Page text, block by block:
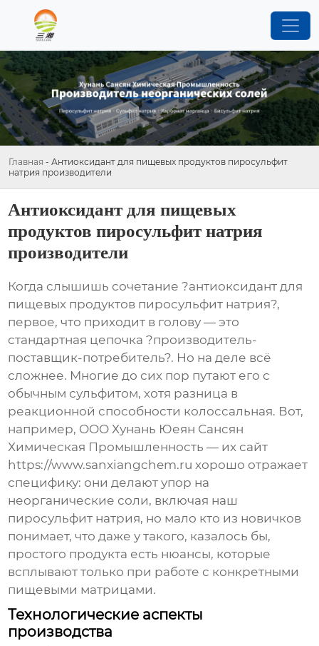
Главная - Антиоксидант для пищевых продуктов пиросульфит
натрия производители
Антиоксидант для пищевых
продуктов пиросульфит натрия
производители
Когда слышишь сочетание ?антиоксидант для
пищевых продуктов пиросульфит натрия?,
первое, что приходит в голову — это
стандартная цепочка ?производитель-
поставщик-потребитель?. Но на деле всё
сложнее. Многие до сих пор путают его с
обычным сульфитом, хотя разница в
реакционной способности колоссальная. Вот,
например, OOO Хунань Юеян Сансян
Химическая Промышленность — их сайт
https://www.sanxiangchem.ru хорошо отражает
специфику: они делают упор на
неорганические соли, включая наш
пиросульфит натрия, но мало кто из новичков
понимает, что даже у такого, казалось бы,
простого продукта есть нюансы, которые
всплывают только при работе с конкретными
пищевыми матрицами.
Технологические аспекты
производства